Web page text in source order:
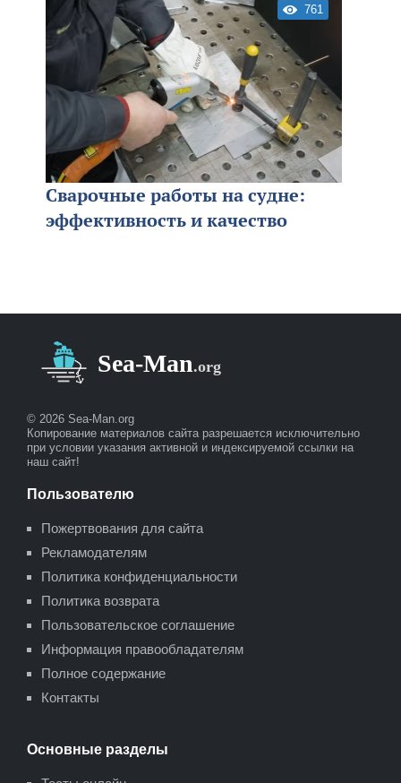
761
Сварочные работы на судне:
эффективность и качество
© 2026 Sea-Man.org
Копирование материалов сайта разрешается исключительно
при условии указания активной и индексируемой ссылки на
наш сайт!
Пользователю
Пожертвования для сайта
Рекламодателям
Политика конфиденциальности
Политика возврата
Пользовательское соглашение
Информация правообладателям
Полное содержание
Контакты
Основные разделы